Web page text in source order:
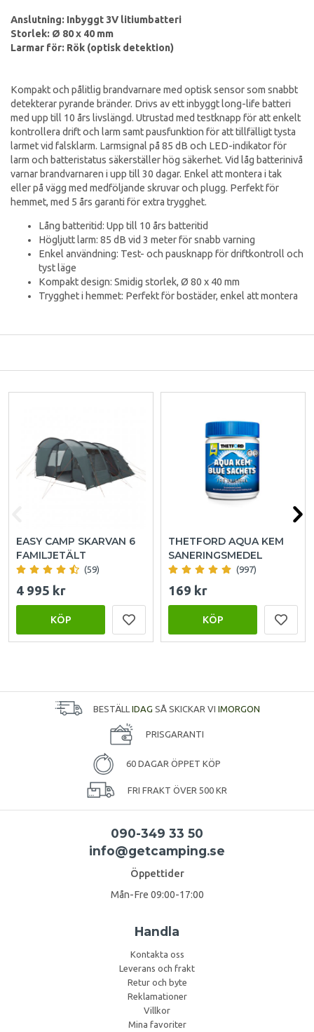
Anslutning: Inbyggt 3V litiumbatteri
Storlek: Ø 80 x 40 mm
Larmar för: Rök (optisk detektion)
Kompakt och pålitlig brandvarnare med optisk sensor som snabbt
detekterar pyrande bränder. Drivs av ett inbyggt long-life batteri
med upp till 10 års livslängd. Utrustad med testknapp för att enkelt
kontrollera drift och larm samt pausfunktion för att tillfälligt tysta
larmet vid falsklarm. Larmsignal på 85 dB och LED-indikator för
larm och batteristatus säkerställer hög säkerhet. Vid låg batterinivå
varnar brandvarnaren i upp till 30 dagar. Enkel att montera i tak
eller på vägg med medföljande skruvar och plugg. Perfekt för
hemmet, med 5 års garanti för extra trygghet.
Lång batteritid: Upp till 10 års batteritid
Högljutt larm: 85 dB vid 3 meter för snabb varning
Enkel användning: Test- och pausknapp för driftkontroll och
tyst läge
Kompakt design: Smidig storlek, Ø 80 x 40 mm
Trygghet i hemmet: Perfekt för bostäder, enkel att montera
EASY CAMP SKARVAN 6
FAMILJETÄLT
(59)
4 995 kr
KÖP
THETFORD AQUA KEM
SANERINGSMEDEL
(997)
169 kr
KÖP
BESTÄLL IDAG SÅ SKICKAR VI IMORGON
PRISGARANTI
60 DAGAR ÖPPET KÖP
FRI FRAKT ÖVER 500 KR
090-349 33 50
info@getcamping.se
Öppettider
Mån-Fre 09:00-17:00
Handla
Kontakta oss
Leverans och frakt
Retur och byte
Reklamationer
Villkor
Mina favoriter